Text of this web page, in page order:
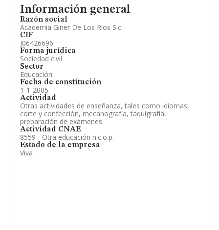
Información general
Razón social
Academia Giner De Los Rios S.c.
CIF
J06426696
Forma jurídica
Sociedad civil
Sector
Educación
Fecha de constitución
1-1-2005
Actividad
Otras actividades de enseñanza, tales como idiomas,
corte y confección, mecanografía, taquigrafía,
preparación de exámenes
Actividad CNAE
8559 - Otra educación n.c.o.p.
Estado de la empresa
Viva
Información oficial y registral complementaria.